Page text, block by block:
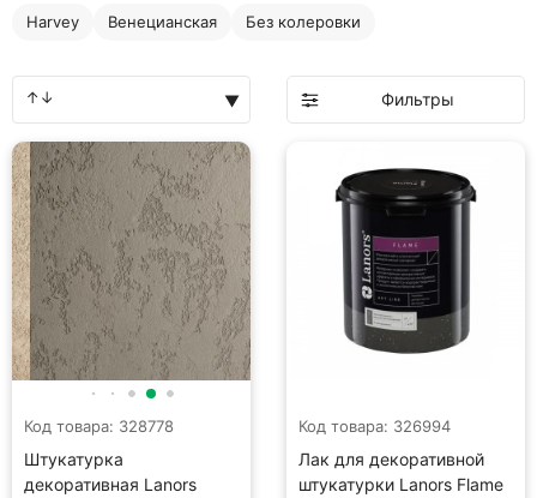
Harvey Венецианская Без колеровки
Фильтры
Код товара: 328778
Штукатурка
декоративная Lanors
Код товара: 326994
Лак для декоративной
штукатурки Lanors Flame